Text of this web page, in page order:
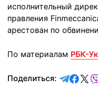
исполнительный
правления
арестован по
По материалам РБК-
Поделиться: